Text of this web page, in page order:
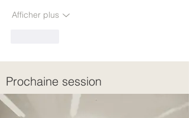
Afficher plus
Prochaine session